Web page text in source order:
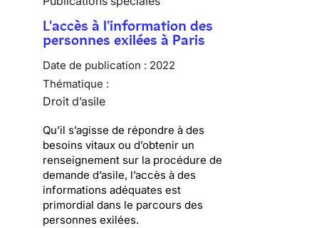
L'accès à l'information des
personnes exilées à Paris
Date de publication : 2022
Thématique :
Droit d’asile
Qu’il s’agisse de répondre à des
besoins vitaux ou d’obtenir un
renseignement sur la procédure de
demande d’asile, l’accès à des
informations adéquates est
primordial dans le parcours des
personnes exilées.